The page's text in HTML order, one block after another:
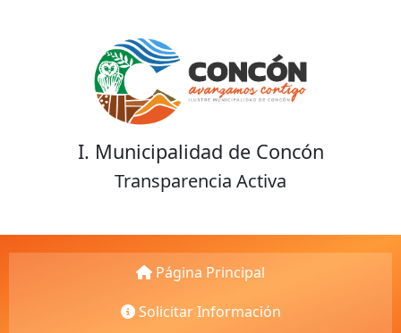
I. Municipalidad de Concón
Transparencia Activa
Página Principal
Solicitar Información